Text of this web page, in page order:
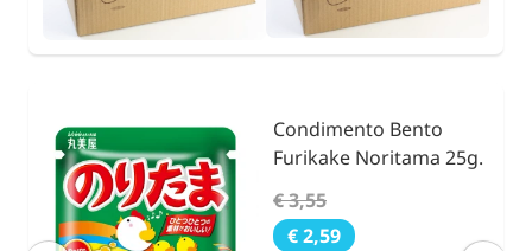
Condimento Bento
Furikake Noritama 25g.
€ 3,55
€ 2,59